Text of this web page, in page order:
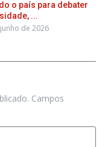
o país para debater
...
de 2026
Campos